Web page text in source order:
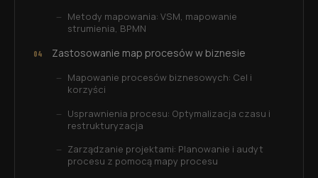
Metody mapowania: VSM, mapowanie
strumienia, BPMN
Zastosowanie map procesów w biznesie
Mapowanie procesów biznesowych: Cel i
korzyści
Usprawnienia procesu: Optymalizacja czasu i
restrukturyzacja
Zarządzanie projektami: Planowanie i audyt
procesu z pomocą mapy procesu